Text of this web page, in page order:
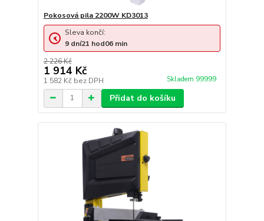
Pokosová pila 2200W KD3013
2 226 Kč
1 914 Kč
1 582 Kč bez DPH Skladem 99999
Sleva končí:
9 dní21 hod06 min
Přidat do košíku